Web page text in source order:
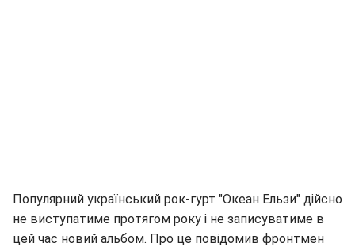
Популярний український рок-гурт "Океан Ельзи" дійсно
не виступатиме протягом року і не записуватиме в
цей час новий альбом. Про це повідомив фронтмен